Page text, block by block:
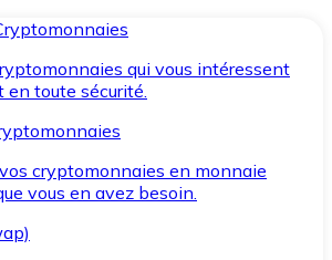
qui vous intéressent
toute sécurité.
cryptomonnaies en monnaie
vous en avez besoin.